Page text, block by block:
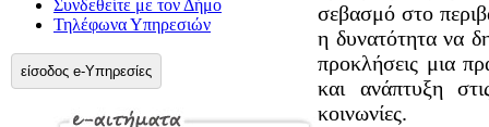
Συνδεθείτε με τον Δήμο
Τηλέφωνα Υπηρεσιών
είσοδος e-Υπηρεσίες
σεβασμό στο
η δυνατότητα να
προκλήσεις μια
και ανάπτυξη
κοινωνίες.